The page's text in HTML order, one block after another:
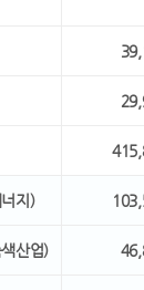
지)
산업)